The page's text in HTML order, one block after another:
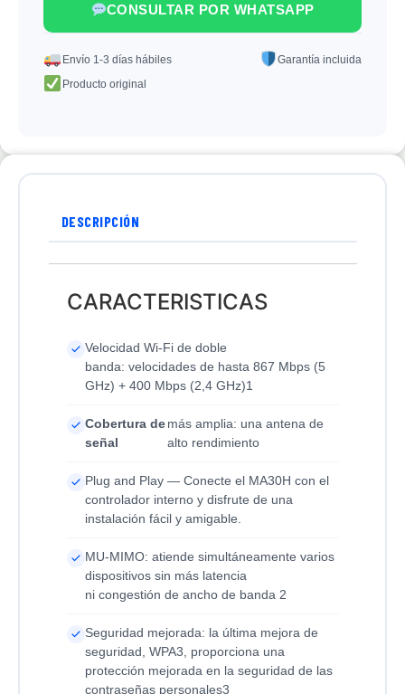
CONSULTAR POR WHATSAPP
Envío 1-3 días hábiles
Garantía incluida
Producto original
DESCRIPCIÓN
CARACTERISTICAS
Velocidad Wi-Fi de doble
banda: velocidades de hasta 867 Mbps (5
GHz) + 400 Mbps (2,4 GHz)1
Cobertura de
señal
más amplia: una antena de
alto rendimiento
Plug and Play — Conecte el MA30H con el
controlador interno y disfrute de una
instalación fácil y amigable.
MU-MIMO: atiende simultáneamente varios
dispositivos sin más latencia
ni congestión de ancho de banda 2
Seguridad mejorada: la última mejora de
seguridad, WPA3, proporciona una
protección mejorada en la seguridad de las
contraseñas personales3